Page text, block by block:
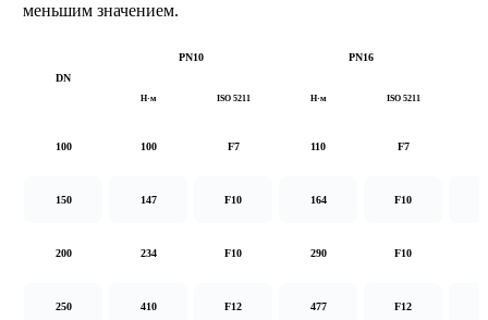
меньшим значением.
DN
PN10 PN16
Н·м ISO 5211 Н·м ISO 5211
100 100 F7 110 F7
150 147 F10 164 F10
200 234 F10 290 F10
250 410 F12 477 F12